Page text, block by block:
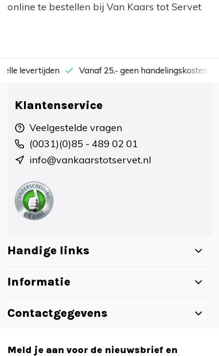
online te bestellen bij Van Kaars tot Servet
levertijden Vanaf 25,- geen handelingskosten
Klantenservice
Veelgestelde vragen
(0031)(0)85 - 489 02 01
info@vankaarstotservet.nl
Handige links
Informatie
Contactgegevens
Meld je aan voor de nieuwsbrief en